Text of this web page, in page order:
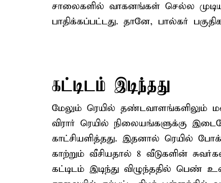
சாலைகளில் வாகனங்கள் செல்ல
பாதிக்கப்பட்டது. தானே, பால்கர்
கட்டிடம் இடிந்தது
மேலும் ரெயில் தண்டவாளங்களிலும்
விரார் ரெயில் நிலையங்களுக்கு
காட்சியளித்தது. இதனால் ரெயில்
காற்றும் வீசியதால் 8 வீடுகளின்
கட்டிடம் இடிந்து விழுந்ததில் பெண்